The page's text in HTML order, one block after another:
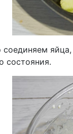
соединяем
состояния.